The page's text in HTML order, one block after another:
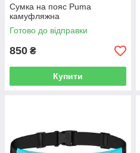
Сумка на пояс Puma
камуфляжна
Готово до відправки
850 ₴
Купити